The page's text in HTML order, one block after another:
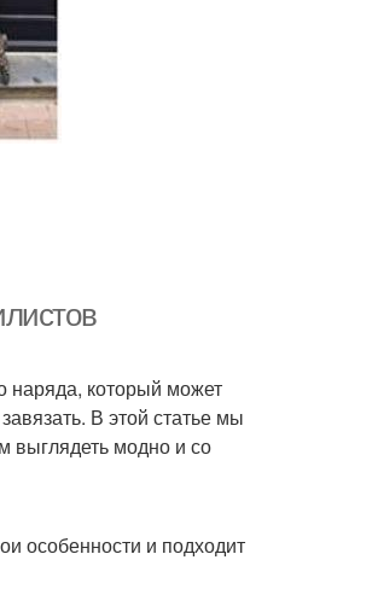
наряда, который может
В этой статье мы
выглядеть модно и со
особенности и подходит